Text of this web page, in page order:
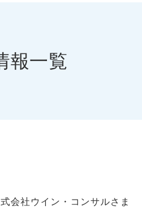
報一覧
会社ウイン・コンサルさま